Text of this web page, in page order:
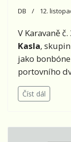
DB 12.
V Karavaně
Kasla, skupin
jako
portovního
Číst dál